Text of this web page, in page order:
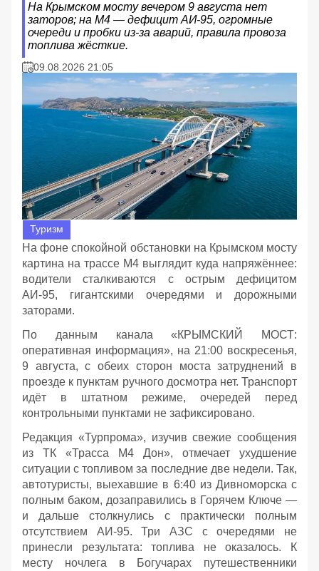
На Крымском мосту вечером 9 августа нет
заторов; на М4 — дефицит АИ‑95, огромные
очереди и пробки из‑за аварий, правила провоза
топлива жёсткие.
09.08.2026 21:05
Туризм
На фоне спокойной обстановки на Крымском мосту
картина на трассе М4 выглядит куда напряжённее:
водители сталкиваются с острым дефицитом
АИ‑95, гигантскими очередями и дорожными
заторами.
По данным канала «КРЫМСКИЙ МОСТ:
оперативная информация», на 21:00 воскресенья,
9 августа, с обеих сторон моста затруднений в
проезде к пунктам ручного досмотра нет. Транспорт
идёт в штатном режиме, очередей перед
контрольными пунктами не зафиксировано.
Редакция «Турпрома», изучив свежие сообщения
из ТК «Трасса М4 Дон», отмечает ухудшение
ситуации с топливом за последние две недели. Так,
автотуристы, выехавшие в 6:40 из Дивноморска с
полным баком, дозаправились в Горячем Ключе —
и дальше столкнулись с практически полным
отсутствием АИ‑95. Три АЗС с очередями не
принесли результата: топлива не оказалось. К
месту ночлега в Богучарах путешественники